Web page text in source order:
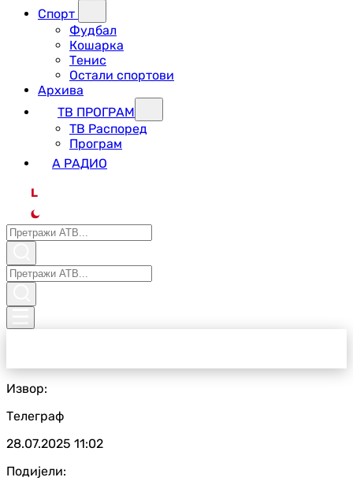
Спорт
Фудбал
Кошарка
Тенис
Остали спортови
Архива
ТВ ПРОГРАМ
ТВ Распоред
Програм
А РАДИО
L
Извор:
Телеграф
28.07.2025 11:02
Подијели: